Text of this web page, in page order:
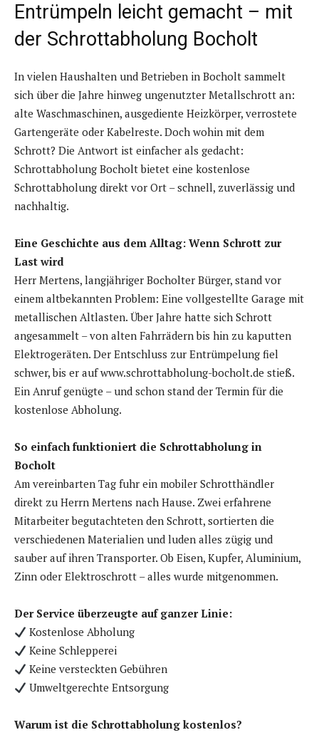
Entrümpeln leicht gemacht – mit
der Schrottabholung Bocholt
In vielen Haushalten und Betrieben in Bocholt sammelt
sich über die Jahre hinweg ungenutzter Metallschrott an:
alte Waschmaschinen, ausgediente Heizkörper, verrostete
Gartengeräte oder Kabelreste. Doch wohin mit dem
Schrott? Die Antwort ist einfacher als gedacht:
Schrottabholung Bocholt bietet eine kostenlose
Schrottabholung direkt vor Ort – schnell, zuverlässig und
nachhaltig.
Eine Geschichte aus dem Alltag: Wenn Schrott zur
Last wird
Herr Mertens, langjähriger Bocholter Bürger, stand vor
einem altbekannten Problem: Eine vollgestellte Garage mit
metallischen Altlasten. Über Jahre hatte sich Schrott
angesammelt – von alten Fahrrädern bis hin zu kaputten
Elektrogeräten. Der Entschluss zur Entrümpelung fiel
schwer, bis er auf www.schrottabholung-bocholt.de stieß.
Ein Anruf genügte – und schon stand der Termin für die
kostenlose Abholung.
So einfach funktioniert die Schrottabholung in
Bocholt
Am vereinbarten Tag fuhr ein mobiler Schrotthändler
direkt zu Herrn Mertens nach Hause. Zwei erfahrene
Mitarbeiter begutachteten den Schrott, sortierten die
verschiedenen Materialien und luden alles zügig und
sauber auf ihren Transporter. Ob Eisen, Kupfer, Aluminium,
Zinn oder Elektroschrott – alles wurde mitgenommen.
Der Service überzeugte auf ganzer Linie:
Kostenlose Abholung
Keine Schlepperei
Keine versteckten Gebühren
Umweltgerechte Entsorgung
Warum ist die Schrottabholung kostenlos?